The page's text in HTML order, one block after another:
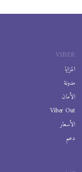
VIBER
المزايا
مدونة
الأمان
Viber Out
الأسعار
دعم